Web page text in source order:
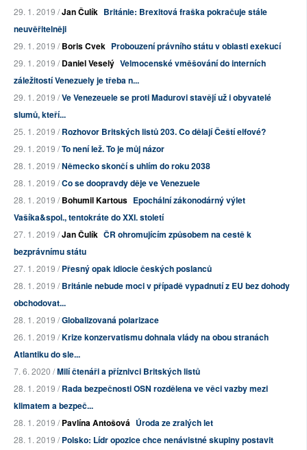
29. 1. 2019 /Jan Čulík Británie: Brexitová fraška pokračuje stále
neuvěřitelněji
29. 1. 2019 /Boris Cvek Probouzení právního státu v oblasti exekucí
29. 1. 2019 /Daniel Veselý Velmocenské vměšování do interních
záležitostí Venezuely je třeba n...
29. 1. 2019 /Ve Venezeuele se proti Madurovi stavějí už i obyvatelé
slumů, kteří...
25. 1. 2019 /Rozhovor Britských listů 203. Co dělají Čeští elfové?
29. 1. 2019 /To není lež. To je můj názor
28. 1. 2019 /Německo skončí s uhlím do roku 2038
28. 1. 2019 /Co se doopravdy děje ve Venezuele
28. 1. 2019 /Bohumil Kartous Epochální zákonodárný výlet
Vašíka&spol., tentokráte do XXI. století
27. 1. 2019 /Jan Čulík ČR ohromujícím způsobem na cestě k
bezprávnímu státu
27. 1. 2019 /Přesný opak idiocie českých poslanců
28. 1. 2019 /Británie nebude moci v případě vypadnutí z EU bez dohody
obchodovat...
28. 1. 2019 /Globalizovaná polarizace
26. 1. 2019 /Krize konzervatismu dohnala vlády na obou stranách
Atlantiku do sle...
7. 6. 2020 /Milí čtenáři a příznivci Britských listů
28. 1. 2019 /Rada bezpečnosti OSN rozdělena ve věci vazby mezi
klimatem a bezpeč...
28. 1. 2019 /Pavlína Antošová Úroda ze zralých let
28. 1. 2019 /Polsko: Lídr opozice chce nenávistné skupiny postavit